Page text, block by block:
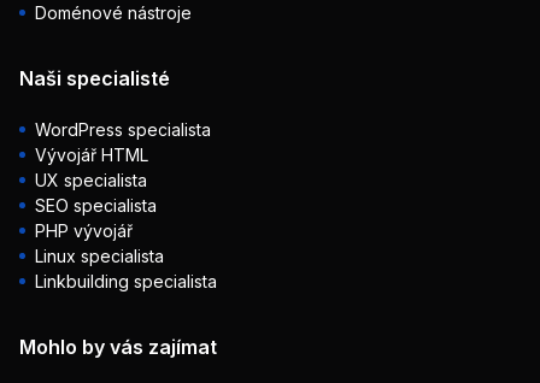
Doménové nástroje
Naši specialisté
WordPress specialista
Vývojář HTML
UX specialista
SEO specialista
PHP vývojář
Linux specialista
Linkbuilding specialista
Mohlo by vás zajímat